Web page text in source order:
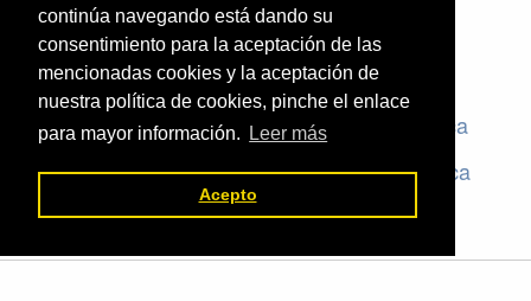
continúa navegando está dando su
consentimiento para la aceptación de las
mencionadas cookies y la aceptación de
nuestra política de cookies, pinche el enlace
para mayor información.
Leer más
Acepto
Artículos destacados
Evaluación en educación física
Criterios de evaluación en educación física
Rúbricas de evaluación en educación física